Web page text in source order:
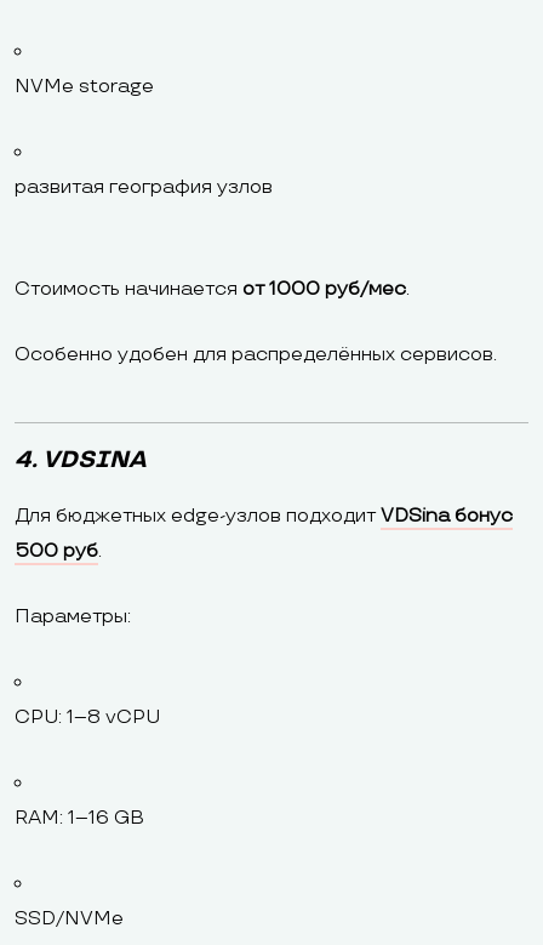
NVMe storage
развитая география узлов
Стоимость начинается от 1000 руб/мес.
Особенно удобен для распределённых сервисов.
4. VDSINA
Для бюджетных edge-узлов подходитVDSina бонус
500 руб.
Параметры:
CPU: 1–8 vCPU
RAM: 1–16 GB
SSD/NVMe